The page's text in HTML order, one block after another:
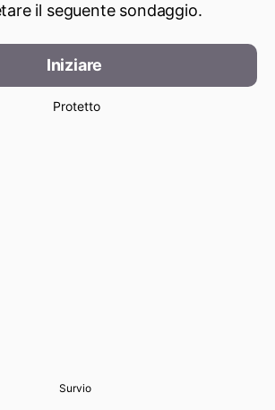
il seguente sondaggio.
Iniziare
Protetto
Survio